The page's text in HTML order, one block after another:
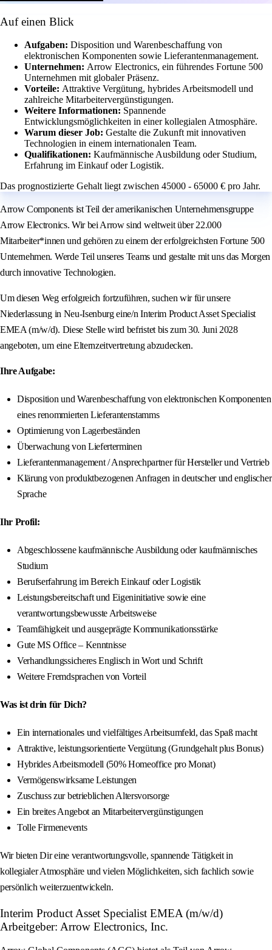
Auf einen Blick
Aufgaben: Disposition und Warenbeschaffung von
elektronischen Komponenten sowie Lieferantenmanagement.
Unternehmen: Arrow Electronics, ein führendes Fortune 500
Unternehmen mit globaler Präsenz.
Vorteile: Attraktive Vergütung, hybrides Arbeitsmodell und
zahlreiche Mitarbeitervergünstigungen.
Weitere Informationen: Spannende
Entwicklungsmöglichkeiten in einer kollegialen Atmosphäre.
Warum dieser Job: Gestalte die Zukunft mit innovativen
Technologien in einem internationalen Team.
Qualifikationen: Kaufmännische Ausbildung oder Studium,
Erfahrung im Einkauf oder Logistik.
Das prognostizierte Gehalt liegt zwischen 45000 - 65000 € pro Jahr.
Arrow Components ist Teil der amerikanischen Unternehmensgruppe
Arrow Electronics. Wir bei Arrow sind weltweit über 22.000
Mitarbeiter*innen und gehören zu einem der erfolgreichsten Fortune 500
Unternehmen. Werde Teil unseres Teams und gestalte mit uns das Morgen
durch innovative Technologien.
Um diesen Weg erfolgreich fortzuführen, suchen wir für unsere
Niederlassung in Neu-Isenburg eine/n Interim Product Asset Specialist
EMEA (m/w/d). Diese Stelle wird befristet bis zum 30. Juni 2028
angeboten, um eine Elternzeitvertretung abzudecken.
Ihre Aufgabe:
Disposition und Warenbeschaffung von elektronischen Komponenten
eines renommierten Lieferantenstamms
Optimierung von Lagerbeständen
Überwachung von Lieferterminen
Lieferantenmanagement / Ansprechpartner für Hersteller und Vertrieb
Klärung von produktbezogenen Anfragen in deutscher und englischer
Sprache
Ihr Profil:
Abgeschlossene kaufmännische Ausbildung oder kaufmännisches
Studium
Berufserfahrung im Bereich Einkauf oder Logistik
Leistungsbereitschaft und Eigeninitiative sowie eine
verantwortungsbewusste Arbeitsweise
Teamfähigkeit und ausgeprägte Kommunikationsstärke
Gute MS Office – Kenntnisse
Verhandlungssicheres Englisch in Wort und Schrift
Weitere Fremdsprachen von Vorteil
Was ist drin für Dich?
Ein internationales und vielfältiges Arbeitsumfeld, das Spaß macht
Attraktive, leistungsorientierte Vergütung (Grundgehalt plus Bonus)
Hybrides Arbeitsmodell (50% Homeoffice pro Monat)
Vermögenswirksame Leistungen
Zuschuss zur betrieblichen Altersvorsorge
Ein breites Angebot an Mitarbeitervergünstigungen
Tolle Firmenevents
Wir bieten Dir eine verantwortungsvolle, spannende Tätigkeit in
kollegialer Atmosphäre und vielen Möglichkeiten, sich fachlich sowie
persönlich weiterzuentwickeln.
Interim Product Asset Specialist EMEA (m/w/d)
Arbeitgeber: Arrow Electronics, Inc.